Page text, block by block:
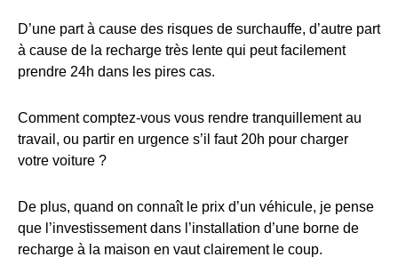
D’une part à cause des risques de surchauffe, d’autre part
à cause de la recharge très lente qui peut facilement
prendre 24h dans les pires cas.
Comment comptez-vous vous rendre tranquillement au
travail, ou partir en urgence s’il faut 20h pour charger
votre voiture ?
De plus, quand on connaît le prix d’un véhicule, je pense
que l’investissement dans l’installation d’une borne de
recharge à la maison en vaut clairement le coup.